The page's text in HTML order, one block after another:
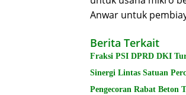
Anwar untuk
Berita Terkait
Fraksi PSI DPRD DKI
Sinergi Lintas Satuan
Pengecoran Rabat Beton